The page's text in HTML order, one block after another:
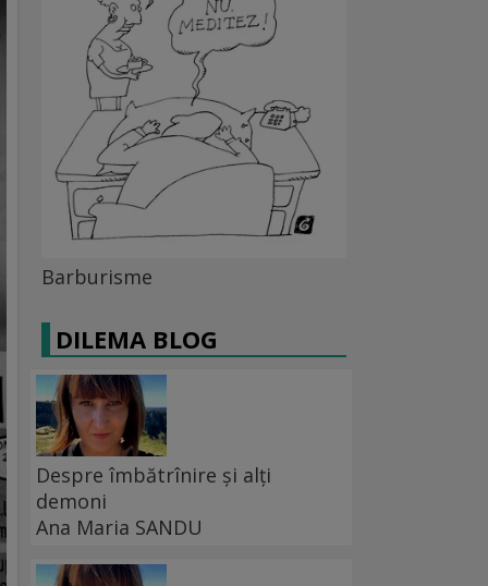
Barburisme
DILEMA BLOG
Despre îmbătrînire și alți
demoni
Ana Maria SANDU